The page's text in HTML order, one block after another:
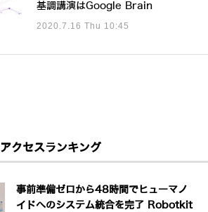
基調講演はGoogle Brain
2020.7.16 Thu 10:45
アクセスランキング
事前準備ゼロから48時間でヒューマノ
イドへのシステム統合を完了 Robotkit